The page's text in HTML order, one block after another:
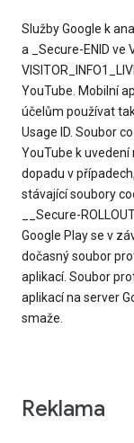
Služby Google k
a _Secure-ENID ve
YouTube. Mobilní
účelům používat
Usage ID. Soubor
YouTube k
dopadu v
stávající soubory
__Secure-
Google Play se v
dočasný soubor
aplikací. Soubor
aplikací na server
smaže.
Reklama